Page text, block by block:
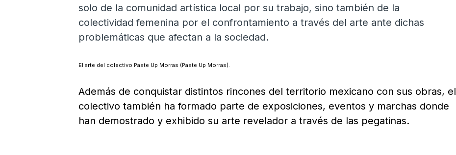
solo de la comunidad artística local por su trabajo, sino también de la
colectividad femenina por el confrontamiento a través del arte ante dichas
problemáticas que afectan a la sociedad.
El arte del colectivo Paste Up Morras (Paste Up Morras).
Además de conquistar distintos rincones del territorio mexicano con sus obras, el
colectivo también ha formado parte de exposiciones, eventos y marchas donde
han demostrado y exhibido su arte revelador a través de las pegatinas.